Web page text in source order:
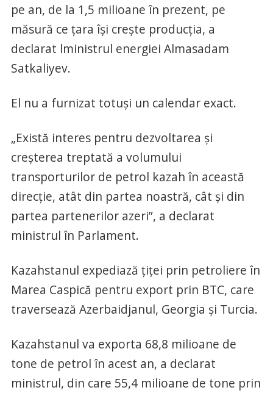
pe an, de la 1,5 milioane în prezent, pe
măsură ce țara își crește producția, a
declarat lministrul energiei Almasadam
Satkaliyev.
El nu a furnizat totuși un calendar exact.
„Există interes pentru dezvoltarea și
creșterea treptată a volumului
transporturilor de petrol kazah în această
direcție, atât din partea noastră, cât și din
partea partenerilor azeri”, a declarat
ministrul în Parlament.
Kazahstanul expediază țiței prin petroliere în
Marea Caspică pentru export prin BTC, care
traversează Azerbaidjanul, Georgia și Turcia.
Kazahstanul va exporta 68,8 milioane de
tone de petrol în acest an, a declarat
ministrul, din care 55,4 milioane de tone prin